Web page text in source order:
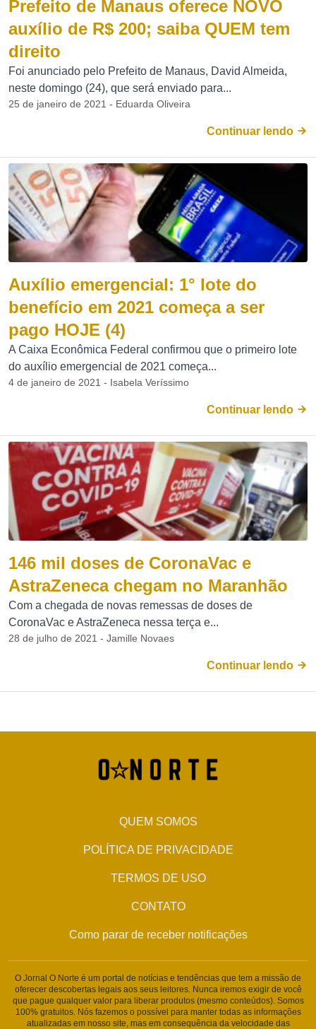
Prefeito de Manaus oferece NOVO
auxílio de R$ 200; saiba QUEM tem
direito
Foi anunciado pelo Prefeito de Manaus, David Almeida,
neste domingo (24), que será enviado para...
25 de janeiro de 2021 - Eduarda Oliveira
Continuar lendo
Auxílio emergencial: 1° lote do
benefício em 2021 começa a ser
pago HOJE (4)
A Caixa Econômica Federal confirmou que o primeiro lote
do auxílio emergencial de 2021 começa...
4 de janeiro de 2021 - Isabela Veríssimo
Continuar lendo
146 mil doses de CoronaVac e
AstraZeneca chegam no Maranhão
Com a chegada de novas remessas de doses de
CoronaVac e AstraZeneca nessa terça e...
28 de julho de 2021 - Jamille Novaes
Continuar lendo
QUEM SOMOS
POLÍTICA DE PRIVACIDADE
TERMOS DE USO
CONTATO
Como parar de receber notificações
O Jornal O Norte é um portal de notícias e tendências que tem a missão de
oferecer descobertas legais aos seus leitores. Nunca iremos exigir de você
que pague qualquer valor para liberar produtos (mesmo conteúdos). Somos
100% gratuitos. Nós fazemos o possível para manter todas as informações
atualizadas em nosso site, mas em consequência da velocidade das